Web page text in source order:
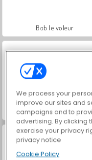
Bob le voleur
Hidden Object: Street of
We process your
improve our sites and
campaigns and to
advertising. By clicking
exercise your privacy
privacy notice
Cookie Policy